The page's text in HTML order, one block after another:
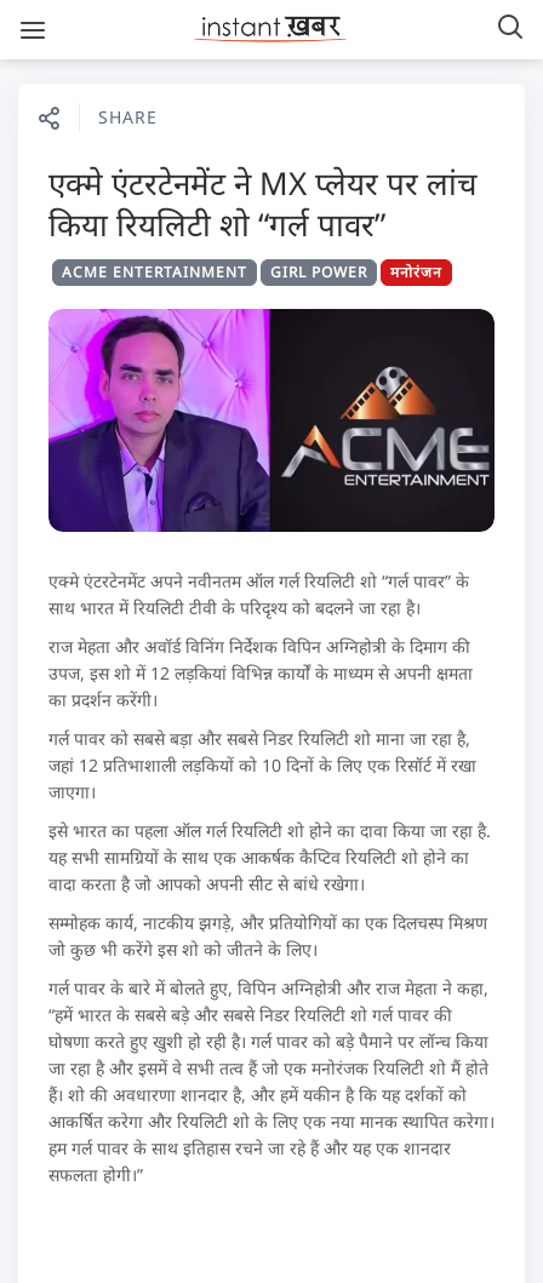
SHARE
एक्मे एंटरटेनमेंट ने MX प्लेयर पर लांच
किया रियलिटी शो “गर्ल पावर”
ACME ENTERTAINMENT GIRL POWER मनोरंजन
एक्मे एंटरटेनमेंट अपने नवीनतम ऑल गर्ल रियलिटी शो “गर्ल पावर” के
साथ भारत में रियलिटी टीवी के परिदृश्य को बदलने जा रहा है।
राज मेहता और अवॉर्ड विनिंग निर्देशक विपिन अग्निहोत्री के दिमाग की
उपज, इस शो में 12 लड़कियां विभिन्न कार्यों के माध्यम से अपनी क्षमता
का प्रदर्शन करेंगी।
गर्ल पावर को सबसे बड़ा और सबसे निडर रियलिटी शो माना जा रहा है,
जहां 12 प्रतिभाशाली लड़कियों को 10 दिनों के लिए एक रिसॉर्ट में रखा
जाएगा।
इसे भारत का पहला ऑल गर्ल रियलिटी शो होने का दावा किया जा रहा है.
यह सभी सामग्रियों के साथ एक आकर्षक कैप्टिव रियलिटी शो होने का
वादा करता है जो आपको अपनी सीट से बांधे रखेगा।
सम्मोहक कार्य, नाटकीय झगड़े, और प्रतियोगियों का एक दिलचस्प मिश्रण
जो कुछ भी करेंगे इस शो को जीतने के लिए।
गर्ल पावर के बारे में बोलते हुए, विपिन अग्निहोत्री और राज मेहता ने कहा,
“हमें भारत के सबसे बड़े और सबसे निडर रियलिटी शो गर्ल पावर की
घोषणा करते हुए खुशी हो रही है। गर्ल पावर को बड़े पैमाने पर लॉन्च किया
जा रहा है और इसमें वे सभी तत्व हैं जो एक मनोरंजक रियलिटी शो मैं होते
हैं। शो की अवधारणा शानदार है, और हमें यकीन है कि यह दर्शकों को
आकर्षित करेगा और रियलिटी शो के लिए एक नया मानक स्थापित करेगा।
हम गर्ल पावर के साथ इतिहास रचने जा रहे हैं और यह एक शानदार
सफलता होगी।”